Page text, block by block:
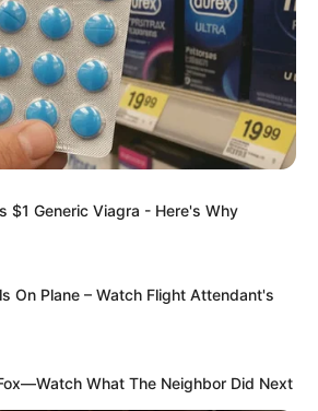
$1 Generic Viagra - Here's Why
On Plane – Watch Flight Attendant's
What The Neighbor Did Next